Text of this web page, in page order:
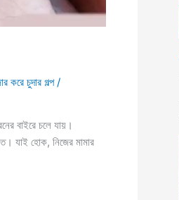
করে চুদার গল্প/
বাইরে চলে যায়।
যাই হোক, নিজের মামার